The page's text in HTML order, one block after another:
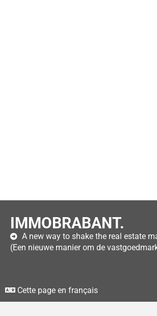
IMMOBRABANT.
A new way to shake the real estate
(Een nieuwe manier om de
Cette page en français